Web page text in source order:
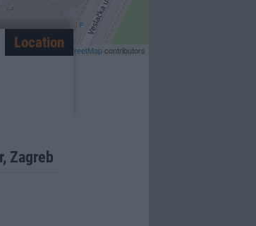
Leaflet| ©OpenStreetMapcontributors
Location
Zagreb